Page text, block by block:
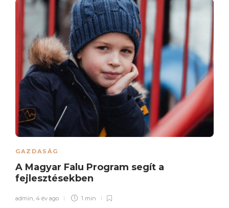
GAZDASÁG
A Magyar Falu Program segít a
fejlesztésekben
admin, 4 év ago 1 min